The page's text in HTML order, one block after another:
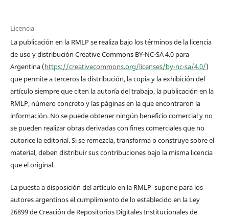
Licencia
La publicación en la RMLP se realiza bajo los términos de la licencia
de uso y distribución Creative Commons BY-NC-SA 4.0 para
Argentina (https://creativecommons.org/licenses/by-nc-sa/4.0/)
que permite a terceros la distribución, la copia y la exhibición del
artículo siempre que citen la autoría del trabajo, la publicación en la
RMLP, número concreto y las páginas en la que encontraron la
información. No se puede obtener ningún beneficio comercial y no
se pueden realizar obras derivadas con fines comerciales que no
autorice la editorial. Si se remezcla, transforma o construye sobre el
material, deben distribuir sus contribuciones bajo la misma licencia
que el original.
La puesta a disposición del artículo en la RMLP supone para los
autores argentinos el cumplimiento de lo establecido en la Ley
26899 de Creación de Repositorios Digitales Institucionales de